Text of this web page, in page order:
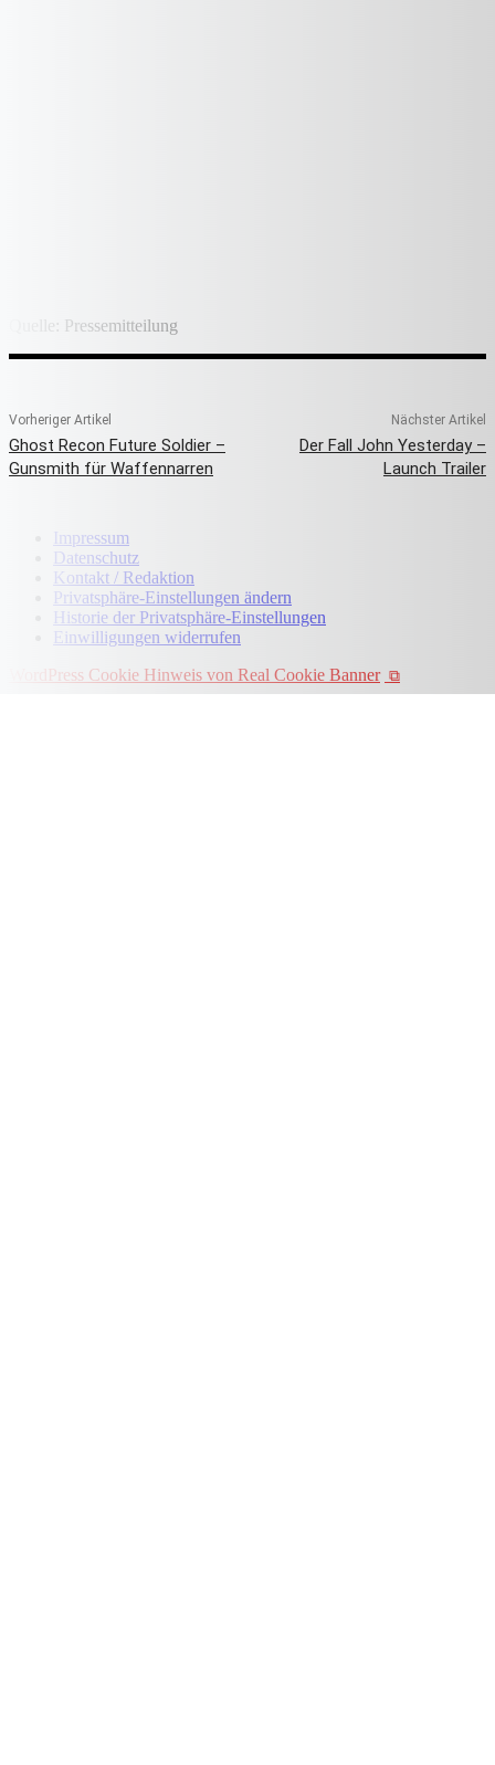
Quelle: Pressemitteilung
Vorheriger Artikel
Ghost Recon Future Soldier –
Gunsmith für Waffennarren
Nächster Artikel
Der Fall John Yesterday –
Launch Trailer
Impressum
Datenschutz
Kontakt / Redaktion
Privatsphäre-Einstellungen ändern
Historie der Privatsphäre-Einstellungen
Einwilligungen widerrufen
WordPress Cookie Hinweis von Real Cookie Banner